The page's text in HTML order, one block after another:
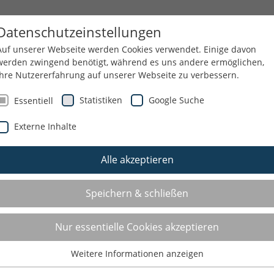
AUS- UND FORTBILDUNGEN
Förderung von Kreismeisterschaften
innerhalb des Kreises Heinsberg
Der KreisSportBund Heinsberg e. V. unterstützt alle
Vereine des Kreises Heinsberg bei der Durchführung von
Kreismeisterschaften innerhalb des Kreises Heinsberg.
Dabei ist insbesondere die Antragsfrist bis zum 31.03. eines
unserer Webseite werden Cookies verwendet. Einige davon
zwingend benötigt, während es uns andere ermöglichen,
Nutzererfahrung auf unserer Webseite zu verbessern.
Essentiell Statistiken Google Suche
Externe Inhalte
Alle akzeptieren
Speichern & schließen
Nur essentielle Cookies akzeptieren
Weitere Informationen anzeigen